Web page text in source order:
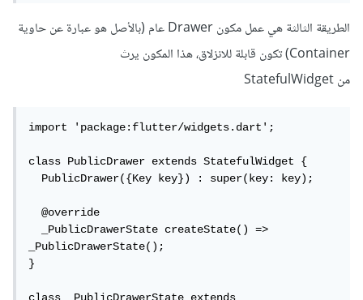
الطريقة الثالثة هي عمل مكون Drawer عام (بالأصل هو عبارة عن حاوية
Container) تكون قابلة للانزلاق، هذا المكون يرث
من StatefulWidget
import 'package:flutter/widgets.dart';
class PublicDrawer extends StatefulWidget {
  PublicDrawer({Key key}) : super(key: key);
  @override
_PublicDrawerState();
}